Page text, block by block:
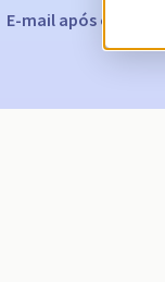
E-mail após o